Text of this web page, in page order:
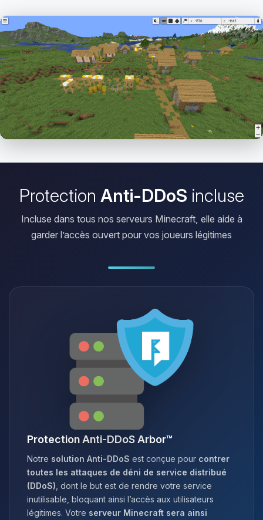
Protection Anti-DDoS incluse
Incluse dans tous nos serveurs Minecraft, elle aide à
garder l’accès ouvert pour vos joueurs légitimes
Protection Anti-DDoS Arbor™
Notre solution Anti-DDoS est conçue pour contrer
toutes les attaques de déni de service distribué
(DDoS) , dont le but est de rendre votre service
inutilisable, bloquant ainsi l’accès aux utilisateurs
légitimes. Votre serveur Minecraft sera ainsi